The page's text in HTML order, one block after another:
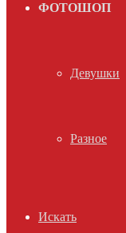
ФОТОШОП
Девушки
Разное
Искать